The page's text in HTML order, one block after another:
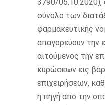
3790/05.10.2020),
σύνολο των
φαρμακευτικής
απαγορεύουν την
αιτούμενος την
κυρώσεων εις
επιχειρήσεων,
η πηγή από την